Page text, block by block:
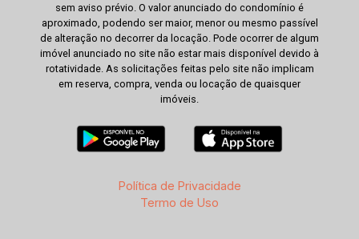
sem aviso prévio. O valor anunciado do condomínio é
aproximado, podendo ser maior, menor ou mesmo passível
de alteração no decorrer da locação. Pode ocorrer de algum
imóvel anunciado no site não estar mais disponível devido à
rotatividade. As solicitações feitas pelo site não implicam
em reserva, compra, venda ou locação de quaisquer
imóveis.
Política de Privacidade
Termo de Uso